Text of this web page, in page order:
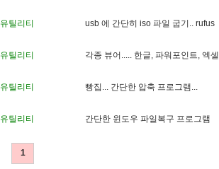
유틸리티 usb 에 간단히 iso 파일 굽기 .. rufus
유틸리티 각종 뷰어 ..... 한글, 파워 포인트, 엑셀
유틸리티 빵집 ... 간단한 압축 프로그램...
유틸리티 간단한 윈 도우 파일 복구 프로그램
1